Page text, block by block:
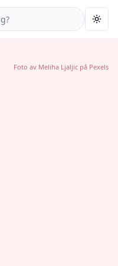
Foto av Meliha Ljaljic på Pexels